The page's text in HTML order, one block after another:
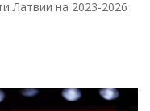
Латвии на 2023-2026